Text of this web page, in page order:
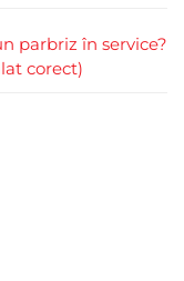
parbriz în service?
corect)